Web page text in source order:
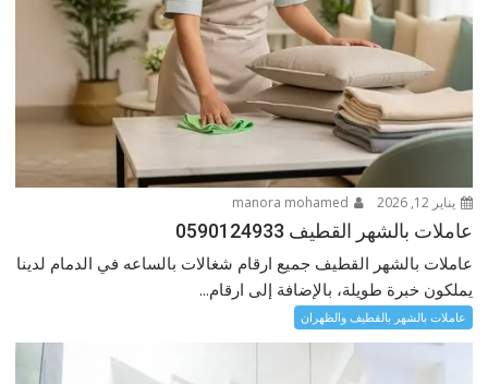
يناير 12, 2026
عاملات بالشهر القطيف 0590124933
عاملات بالشهر القطيف جميع ارقام شغالات بالساعه في الدمام لدينا
يملكون خبرة طويلة، بالإضافة إلى ارقام...
عاملات بالشهر بالقطيف والظهران